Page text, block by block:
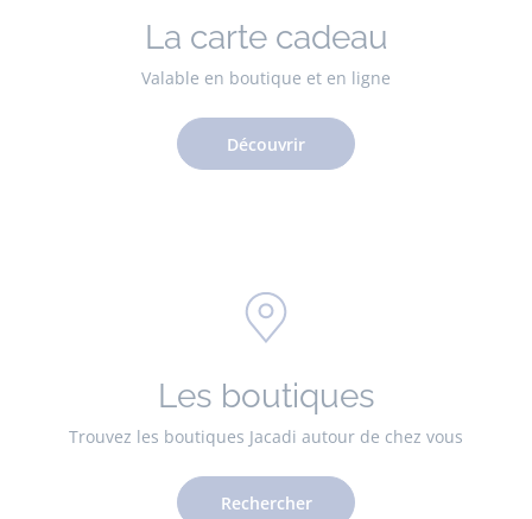
La carte cadeau
Valable en boutique et en ligne
Découvrir
Les boutiques
Trouvez les boutiques Jacadi autour de chez vous
Rechercher